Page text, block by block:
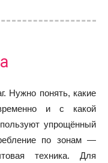
Нужно понять, какие
и с какой
упрощённый
по зонам —
техника. Для